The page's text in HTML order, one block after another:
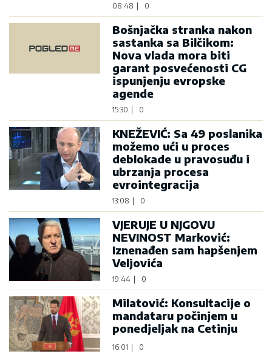
08:48 0
Bošnjačka stranka nakon
sastanka sa Bilčikom:
Nova vlada mora biti
garant posvećenosti CG
ispunjenju evropske
agende
15:30 0
KNEŽEVIĆ: Sa 49 poslanika
možemo ući u proces
deblokade u pravosuđu i
ubrzanja procesa
evrointegracija
13:08 0
VJERUJE U NJGOVU
NEVINOST Marković:
Iznenađen sam hapšenjem
Veljovića
19:44 0
Milatović: Konsultacije o
mandataru počinjem u
ponedjeljak na Cetinju
16:01 0